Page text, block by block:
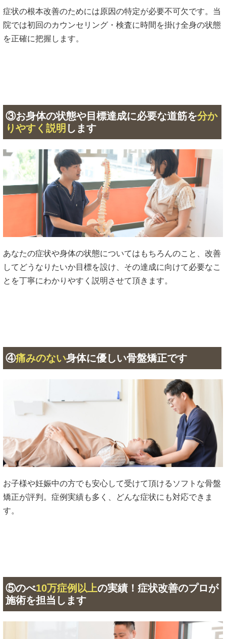
症状の根本改善のためには原因の特定が必要不可欠です。当
院では初回のカウンセリング・検査に時間を掛け全身の状態
を正確に把握します。
③お身体の状態や目標達成に必要な道筋を分か
りやすく説明 します
あなたの症状や身体の状態についてはもちろんのこと、改善
してどうなりたいか目標を設け、その達成に向けて必要なこ
とを丁寧にわかりやすく説明させて頂きます。
④痛みのない身体に優しい骨盤矯正です
お子様や妊娠中の方でも安心して受けて頂けるソフトな骨盤
矯正が評判。症例実績も多く、どんな症状にも対応できま
す。
⑤のべ10万症例以上の実績！症状改善のプロが
施術を担当します